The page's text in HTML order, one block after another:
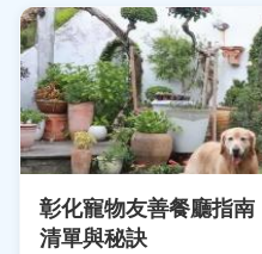
彰化寵物友善餐廳指
清單與秘訣